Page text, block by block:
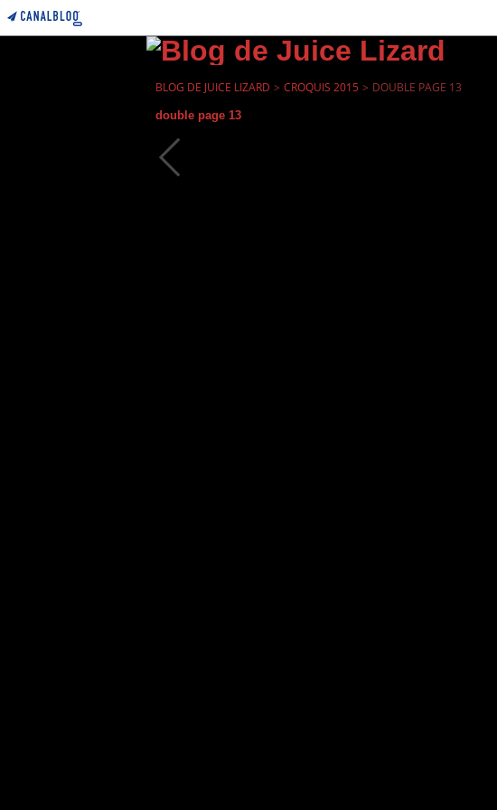
BLOG DE JUICE LIZARD > CROQUIS 2015 > DOUBLE PAGE 13
double page 13